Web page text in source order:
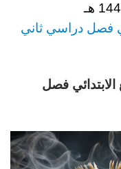
فصل دراسي ثاني
فصل